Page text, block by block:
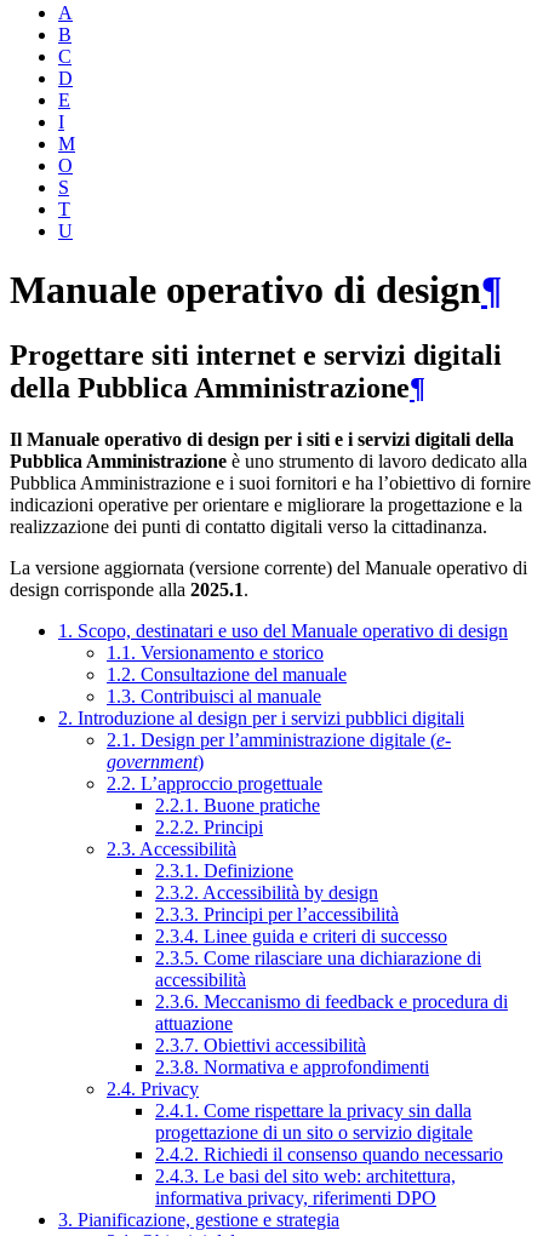
A
B
C
D
E
I
M
O
S
T
U
Manuale operativo di design¶
Progettare siti internet e servizi digitali
della Pubblica Amministrazione¶
Il Manuale operativo di design per i siti e i servizi digitali della
Pubblica Amministrazione è uno strumento di lavoro dedicato alla
Pubblica Amministrazione e i suoi fornitori e ha l’obiettivo di fornire
indicazioni operative per orientare e migliorare la progettazione e la
realizzazione dei punti di contatto digitali verso la cittadinanza.
La versione aggiornata (versione corrente) del Manuale operativo di
design corrisponde alla 2025.1.
1. Scopo, destinatari e uso del Manuale operativo di design
1.1. Versionamento e storico
1.2. Consultazione del manuale
1.3. Contribuisci al manuale
2. Introduzione al design per i servizi pubblici digitali
2.1. Design per l’amministrazione digitale (e-
government)
2.2. L’approccio progettuale
2.2.1. Buone pratiche
2.2.2. Principi
2.3. Accessibilità
2.3.1. Definizione
2.3.2. Accessibilità by design
2.3.3. Principi per l’accessibilità
2.3.4. Linee guida e criteri di successo
2.3.5. Come rilasciare una dichiarazione di
accessibilità
2.3.6. Meccanismo di feedback e procedura di
attuazione
2.3.7. Obiettivi accessibilità
2.3.8. Normativa e approfondimenti
2.4. Privacy
2.4.1. Come rispettare la privacy sin dalla
progettazione di un sito o servizio digitale
2.4.2. Richiedi il consenso quando necessario
2.4.3. Le basi del sito web: architettura,
informativa privacy, riferimenti DPO
3. Pianificazione, gestione e strategia